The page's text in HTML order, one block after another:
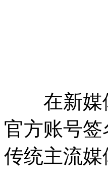
在新媒体
官方账号
传统主流媒